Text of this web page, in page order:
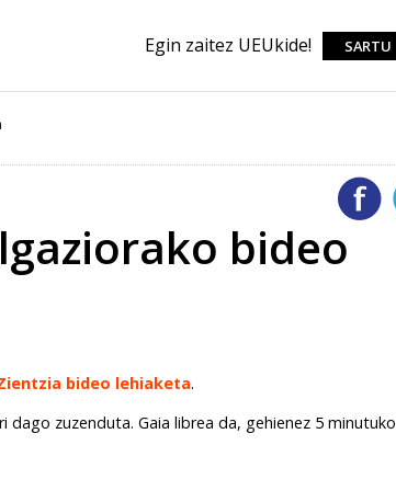
Egin zaitez UEUkide! SARTU
bideo
bideo lehiaketa.
zuzenduta. Gaia librea da, gehienez 5 minutuko